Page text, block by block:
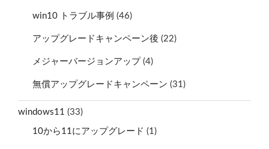
win10 トラブル事例 (46)
アップグレードキャンペーン後 (22)
メジャーバージョンアップ (4)
無償アップグレードキャンペーン (31)
windows11 (33)
10から11にアップグレード (1)